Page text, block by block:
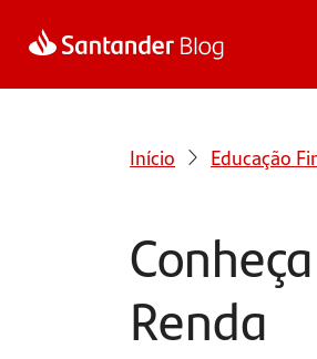
Início Educação
Renda